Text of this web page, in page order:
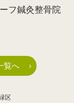
フ鍼灸整骨院
覧へ
区